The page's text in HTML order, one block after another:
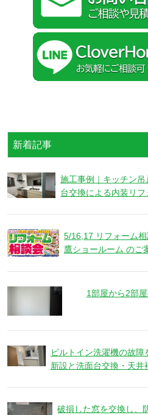
新着記事
施工事例｜キッチン
台交換による内装リフ
5/16,17 リフォーム
鷹ショールーム のご
1部屋から2部
ビルトイン洗濯機の故
新設と洗面台交換・天
破損した窓を交換し、